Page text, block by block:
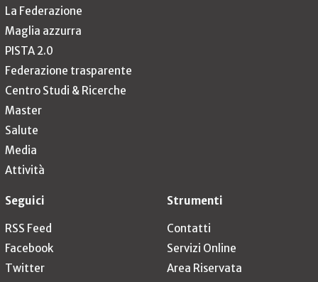
La Federazione
Maglia azzurra
PISTA 2.0
Federazione trasparente
Centro Studi & Ricerche
Master
Salute
Media
Attività
Seguici
RSS Feed
Facebook
Twitter
Strumenti
Contatti
Servizi Online
Area Riservata